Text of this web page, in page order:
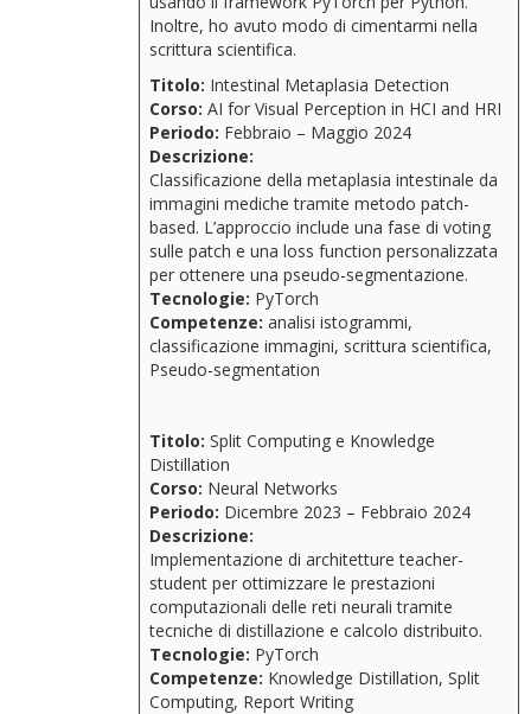
Inoltre, ho avuto modo di cimentarmi nella
scrittura scientifica.
Titolo: Intestinal Metaplasia Detection
Corso: AI for Visual Perception in HCI and HRI
Periodo: Febbraio – Maggio 2024
Descrizione:
Classificazione della metaplasia intestinale da
immagini medichetramite metodo patch-
based. L’approccio include una fase di voting
sulle patch e una loss function personalizzata
per ottenere una pseudo-segmentazione.
Tecnologie: PyTorch
Competenze: analisi istogrammi,
classificazione immagini, scrittura scientifica,
Pseudo-segmentation
Titolo: Split Computing e Knowledge
Distillation
Corso: Neural Networks
Periodo: Dicembre 2023 – Febbraio 2024
Descrizione:
Implementazione di architettureteacher-
student per ottimizzare le prestazioni
computazionali delle reti neuralitramite
tecniche di distillazione e calcolo distribuito.
Tecnologie: PyTorch
Competenze: Knowledge Distillation, Split
Computing, Report Writing